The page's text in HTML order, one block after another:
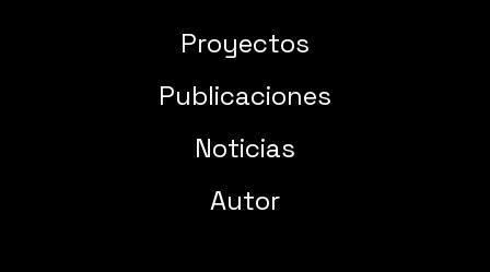
Proyectos
Publicaciones
Noticias
Autor